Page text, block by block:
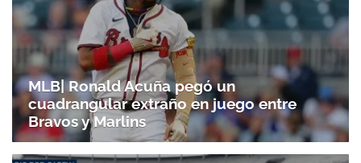
MLB| Ronald Acuña pegó un
cuadrangular extraño en juego entre
Bravos y Marlins